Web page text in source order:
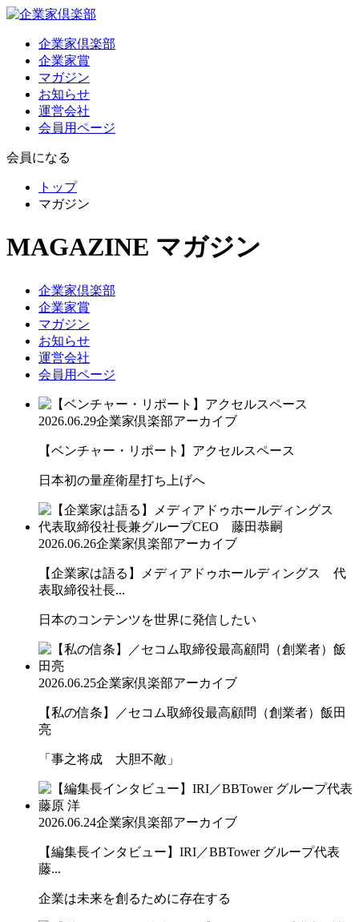
企業家倶楽部
企業家賞
マガジン
お知らせ
運営会社
会員用ページ
会員になる
トップ
マガジン
MAGAZINE マガジン
企業家倶楽部
企業家賞
マガジン
お知らせ
運営会社
会員用ページ
2026.06.29企業家倶楽部アーカイブ
【ベンチャー・リポート】アクセルスペース
日本初の量産衛星打ち上げへ
2026.06.26企業家倶楽部アーカイブ
【企業家は語る】メディアドゥホールディングス 代
表取締役社長...
日本のコンテンツを世界に発信したい
2026.06.25企業家倶楽部アーカイブ
【私の信条】／セコム取締役最高顧問（創業者）飯田
亮
「事之将成 大胆不敵」
2026.06.24企業家倶楽部アーカイブ
【編集長インタビュー】IRI／BBTower グループ代表
藤...
企業は未来を創るために存在する